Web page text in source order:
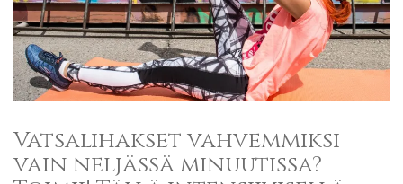
Vatsalihakset vahvemmiksi
vain neljässä minuutissa?